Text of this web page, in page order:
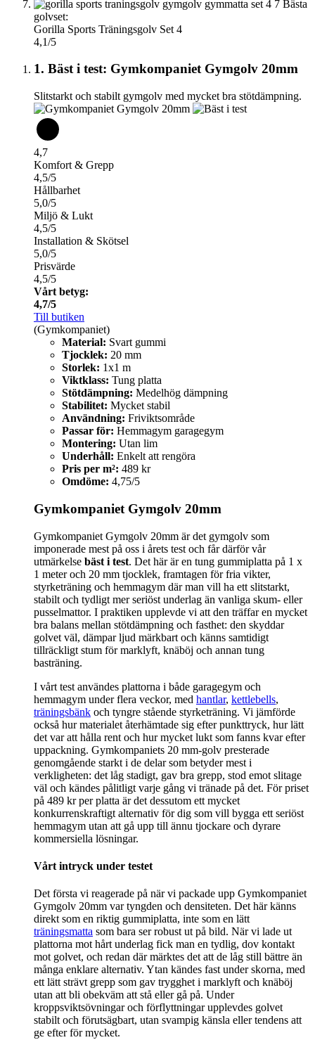
7 Bästa
golvset:
Gorilla Sports Träningsgolv Set 4
4,1/5
1. Bäst i test: Gymkompaniet Gymgolv 20mm
Slitstarkt och stabilt gymgolv med mycket bra stötdämpning.
4,7
Komfort & Grepp
4,5/5
Hållbarhet
5,0/5
Miljö & Lukt
4,5/5
Installation & Skötsel
5,0/5
Prisvärde
4,5/5
Vårt betyg:
4,7/5
Till butiken
(Gymkompaniet)
Material: Svart gummi
Tjocklek: 20 mm
Storlek: 1x1 m
Viktklass: Tung platta
Stötdämpning: Medelhög dämpning
Stabilitet: Mycket stabil
Användning: Friviktsområde
Passar för: Hemmagym garagegym
Montering: Utan lim
Underhåll: Enkelt att rengöra
Pris per m²: 489 kr
Omdöme: 4,75/5
Gymkompaniet Gymgolv 20mm
Gymkompaniet Gymgolv 20mm är det gymgolv som
imponerade mest på oss i årets test och får därför vår
utmärkelse bäst i test. Det här är en tung gummiplatta på 1 x
1 meter och 20 mm tjocklek, framtagen för fria vikter,
styrketräning och hemmagym där man vill ha ett slitstarkt,
stabilt och tydligt mer seriöst underlag än vanliga skum- eller
pusselmattor. I praktiken upplevde vi att den träffar en mycket
bra balans mellan stötdämpning och fasthet: den skyddar
golvet väl, dämpar ljud märkbart och känns samtidigt
tillräckligt stum för marklyft, knäböj och annan tung
basträning.
I vårt test användes plattorna i både garagegym och
hemmagym under flera veckor, med hantlar, kettlebells,
träningsbänk och tyngre stående styrketräning. Vi jämförde
också hur materialet återhämtade sig efter punkttryck, hur lätt
det var att hålla rent och hur mycket lukt som fanns kvar efter
uppackning. Gymkompaniets 20 mm-golv presterade
genomgående starkt i de delar som betyder mest i
verkligheten: det låg stadigt, gav bra grepp, stod emot slitage
väl och kändes pålitligt varje gång vi tränade på det. För priset
på 489 kr per platta är det dessutom ett mycket
konkurrenskraftigt alternativ för dig som vill bygga ett seriöst
hemmagym utan att gå upp till ännu tjockare och dyrare
kommersiella lösningar.
Vårt intryck under testet
Det första vi reagerade på när vi packade upp Gymkompaniet
Gymgolv 20mm var tyngden och densiteten. Det här känns
direkt som en riktig gummiplatta, inte som en lätt
träningsmatta som bara ser robust ut på bild. När vi lade ut
plattorna mot hårt underlag fick man en tydlig, dov kontakt
mot golvet, och redan där märktes det att de låg still bättre än
många enklare alternativ. Ytan kändes fast under skorna, med
ett lätt strävt grepp som gav trygghet i marklyft och knäböj
utan att bli obekväm att stå eller gå på. Under
kroppsviktsövningar och förflyttningar upplevdes golvet
stabilt och förutsägbart, utan svampig känsla eller tendens att
ge efter för mycket.